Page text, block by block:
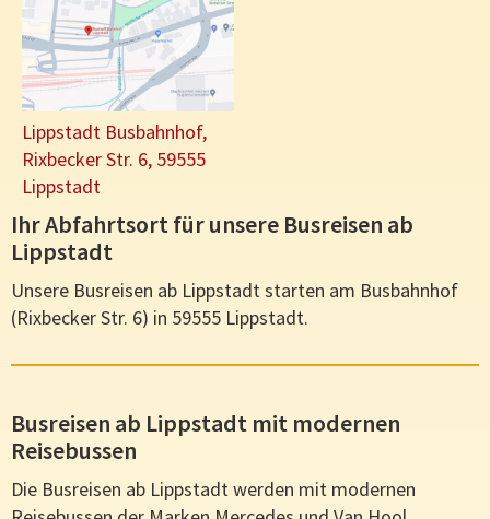
Lippstadt Busbahnhof,
Rixbecker Str. 6, 59555
Lippstadt
Ihr Abfahrtsort für unsere Busreisen ab
Lippstadt
Unsere Busreisen ab Lippstadt starten am Busbahnhof
(Rixbecker Str. 6) in 59555 Lippstadt.
Busreisen ab Lippstadt mit modernen
Reisebussen
Die Busreisen ab Lippstadt werden mit modernen